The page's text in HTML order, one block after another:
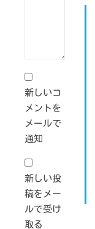
新しいコ
メントを
メールで
通知
新しい投
稿をメー
ルで受け
取る